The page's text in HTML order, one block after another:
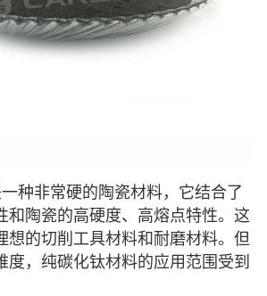
种非常硬的陶瓷材料，它结合了
和陶瓷的高硬度、高熔点特性。这
想的切削工具材料和耐磨材料。但
度，纯碳化钛材料的应用范围受到